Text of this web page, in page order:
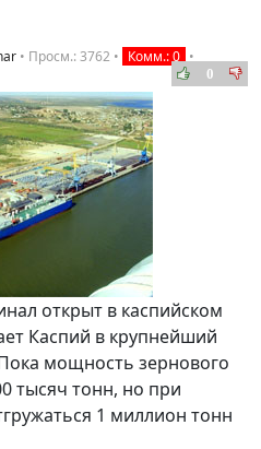
• Просм.: 3762 • Комм.: 0 •
0
открыт в каспийском
Каспий в крупнейший
мощность зернового
тысяч тонн, но при
1 миллион тонн